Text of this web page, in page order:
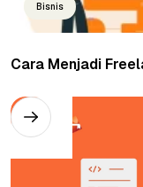
Bisnis
Cara Menjadi